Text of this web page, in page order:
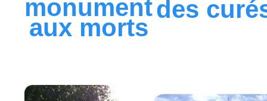
monument
aux morts
des